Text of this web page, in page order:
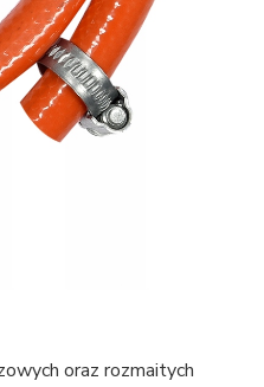
oraz rozmaitych